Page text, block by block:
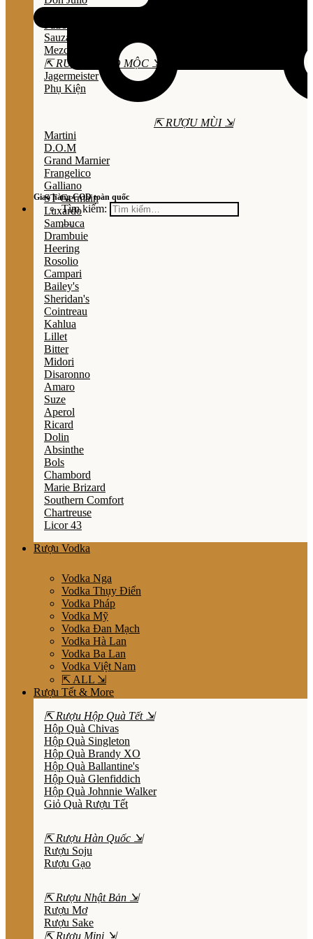
Giao hàng COD toàn quốc
Tìm kiếm:
Sauza
Mezcal
⇱ RƯỢU THẢO MỘC ⇲
Jagermeister
Phụ Kiện
⇱ RƯỢU MÙI ⇲
Martini
D.O.M
Grand Marnier
Frangelico
Galliano
ST Germain
Luxardo
Sambuca
Drambuie
Heering
Rosolio
Campari
Bailey's
Sheridan's
Cointreau
Kahlua
Lillet
Bitter
Midori
Disaronno
Amaro
Suze
Aperol
Ricard
Dolin
Absinthe
Bols
Chambord
Marie Brizard
Southern Comfort
Chartreuse
Licor 43
Rượu Vodka
Vodka Nga
Vodka Thụy Điển
Vodka Pháp
Vodka Mỹ
Vodka Đan Mạch
Vodka Hà Lan
Vodka Ba Lan
Vodka Việt Nam
⇱ ALL ⇲
Rượu Tết & More
⇱ Rượu Hộp Quà Tết ⇲
Hộp Quà Chivas
Hộp Quà Singleton
Hộp Quà Brandy XO
Hộp Quà Ballantine's
Hộp Quà Glenfiddich
Hộp Quà Johnnie Walker
Giỏ Quà Rượu Tết
⇱ Rượu Hàn Quốc ⇲
Rượu Soju
Rượu Gạo
⇱ Rượu Nhật Bản ⇲
Rượu Mơ
Rượu Sake
⇱ Rượu Mini ⇲